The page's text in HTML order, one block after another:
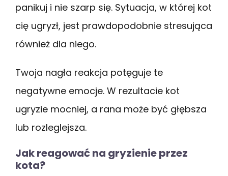
panikuj i nie szarp się. Sytuacja, w której kot
cię ugryzł, jest prawdopodobnie stresująca
również dla niego.
Twoja nagła reakcja potęguje te
negatywne emocje. W rezultacie kot
ugryzie mocniej, a rana może być głębsza
lub rozleglejsza.
Jak reagować na gryzienie przez
kota?